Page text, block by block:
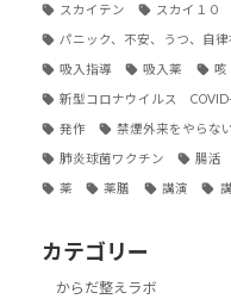
スカイテン スカイ１０
パニック、不安、うつ、自律
吸入指導 吸入薬
新型コロナウイルス
発作 禁煙外来をやらな
肺炎球菌ワクチン 腸活
薬 薬膳 講演
カテゴリー
からだ整えラボ